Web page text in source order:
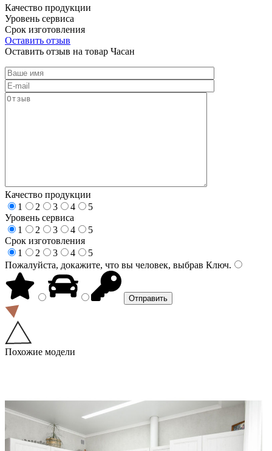
Качество продукции
Уровень сервиса
Срок изготовления
Оставить отзыв
Оставить отзыв на товар Часан
Качество продукции
1
2 3 4
5
Уровень сервиса
1
2 3 4
5
Срок изготовления
1
2 3 4
5
Пожалуйста, докажите, что вы человек, выбрав Ключ.
Похожие модели